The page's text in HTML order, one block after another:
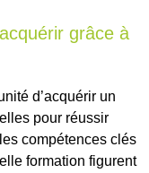
grâce à
d’acquérir un
pour réussir
compétences clés
formation figurent